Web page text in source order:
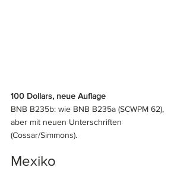
100 Dollars, neue Auflage
BNB B235b: wie BNB B235a (SCWPM 62),
aber mit neuen Unterschriften
(Cossar/Simmons).
Mexiko